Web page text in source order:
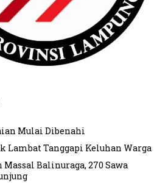
Mulai Dibenahi
Lambat Tanggapi Keluhan Warga
Balinuraga, 270 Sawa